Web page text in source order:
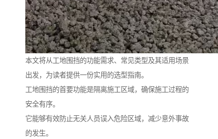
本文将从工地围挡的功能需求、常见类型及其适用场景
出发，为读者提供一份实用的选型指南。
工地围挡的首要功能是隔离施工区域，确保施工过程的
安全有序。
它能够有效防止无关人员误入危险区域，减少意外事故
的发生。